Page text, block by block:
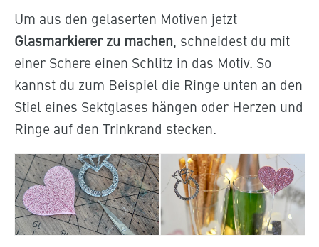
Um aus den gelaserten Motiven jetzt
Glasmarkierer zu machen, schneidest du mit
einer Schere einen Schlitz in das Motiv. So
kannst du zum Beispiel die Ringe unten an den
Stiel eines Sektglases hängen oder Herzen und
Ringe auf den Trinkrand stecken.